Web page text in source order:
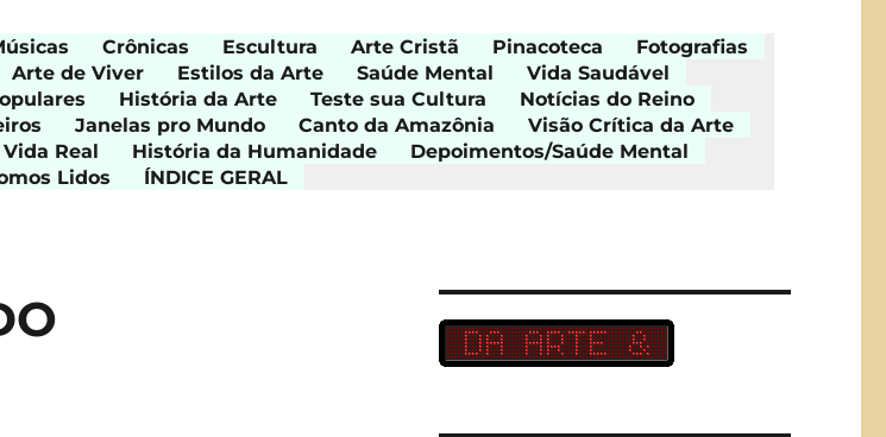
Crônicas Escultura Arte Cristã Pinacoteca
Fotografias
Arte de Viver Estilos da Arte Saúde Mental
Vida Saudável
História da Arte Teste sua Cultura
Notícias do Reino
Janelas pro Mundo Canto da Amazônia
Visão Crítica da Arte
Real História da Humanidade
Depoimentos/Saúde Mental
Lidos ÍNDICE GERAL